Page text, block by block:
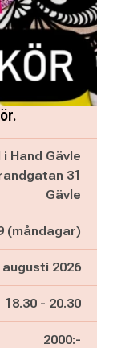
i Hand Gävle
31
Gävle
(måndagar)
augusti 2026
Pågår mellan
18.30 - och
20.30
2000:-